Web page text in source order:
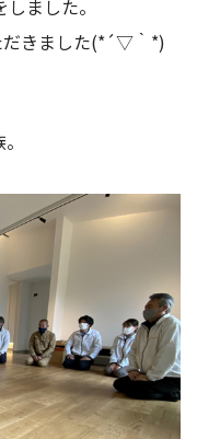
ました。
だきました(*´▽｀*)